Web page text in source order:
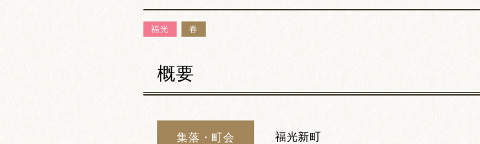
福光 春
概要
集落・町会 福光新町